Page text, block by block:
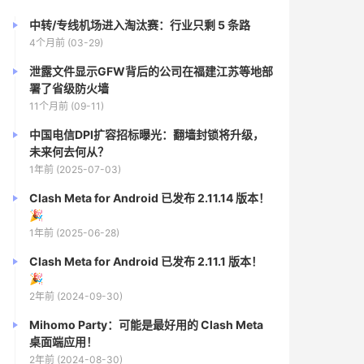
中转/专线机场进入淘汰赛：行业只剩 5 条路
4个月前 (03-29)
泄露文件显示GFW背后的公司在福建江苏等地部
署了省级防火墙
11个月前 (09-11)
中国电信DPI扩容招标曝光：翻墙封锁将升级，
未来何去何从？
1年前 (2025-07-03)
Clash Meta for Android 已发布 2.11.14 版本！
🎉
1年前 (2025-06-28)
Clash Meta for Android 已发布 2.11.1 版本！
🎉
2年前 (2024-09-30)
Mihomo Party：可能是最好用的 Clash Meta
桌面端应用！
2年前 (2024-08-30)